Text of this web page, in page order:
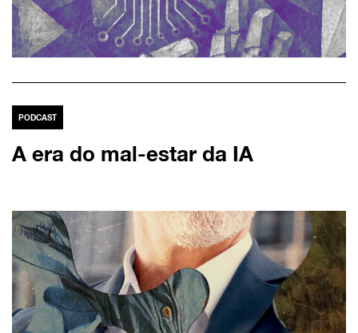
PODCAST
A era do mal-estar da IA